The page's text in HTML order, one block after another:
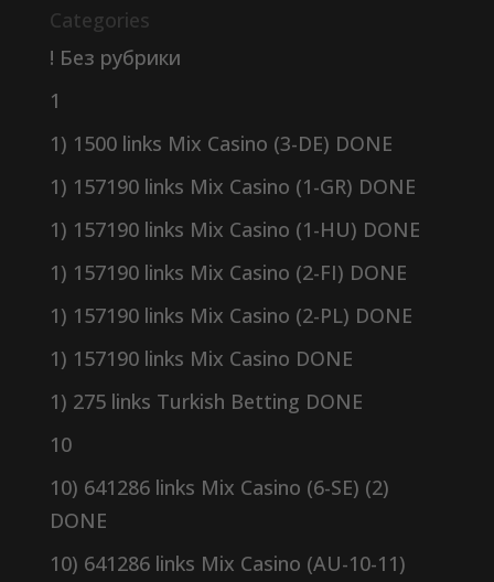
Categories
! Без рубрики
1
1) 1500 links Mix Casino (3-DE) DONE
1) 157190 links Mix Casino (1-GR) DONE
1) 157190 links Mix Casino (1-HU) DONE
1) 157190 links Mix Casino (2-FI) DONE
1) 157190 links Mix Casino (2-PL) DONE
1) 157190 links Mix Casino DONE
1) 275 links Turkish Betting DONE
10
10) 641286 links Mix Casino (6-SE) (2)
DONE
10) 641286 links Mix Casino (AU-10-11)